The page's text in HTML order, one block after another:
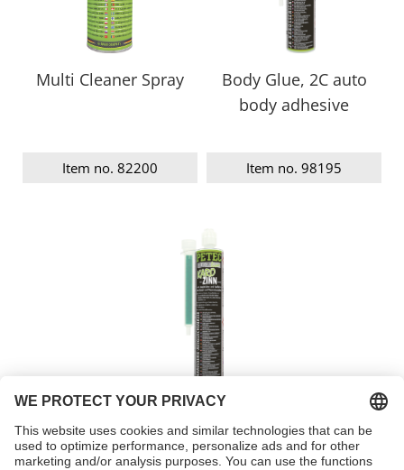
Multi Cleaner Spray
Item no. 82200
Body Glue, 2C auto
body adhesive
Item no. 98195
Body levelling
compound